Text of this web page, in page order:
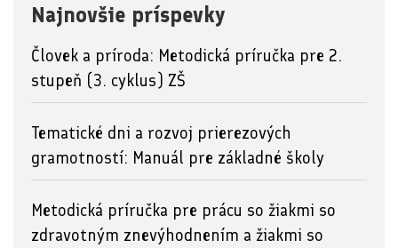
Najnovšie príspevky
Človek a príroda: Metodická príručka pre 2.
stupeň (3. cyklus) ZŠ
Tematické dni a rozvoj prierezových
gramotností: Manuál pre základné školy
Metodická príručka pre prácu so žiakmi so
zdravotným znevýhodnením a žiakmi so